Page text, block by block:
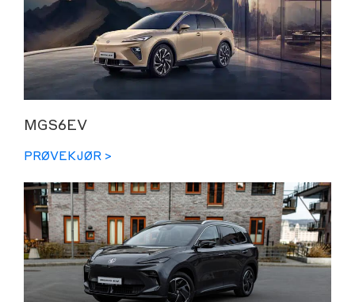
MGS6EV
PRØVEKJØR >